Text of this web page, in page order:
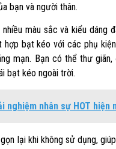
bạn và người thân.
màu sắc và kiểu dáng
bạt kéo với các phụ
mạn. Bạn có thể thư
bạt kéo ngoài trời.
nghiệm nhân sự HOT hiện
lại khi không sử dụng,